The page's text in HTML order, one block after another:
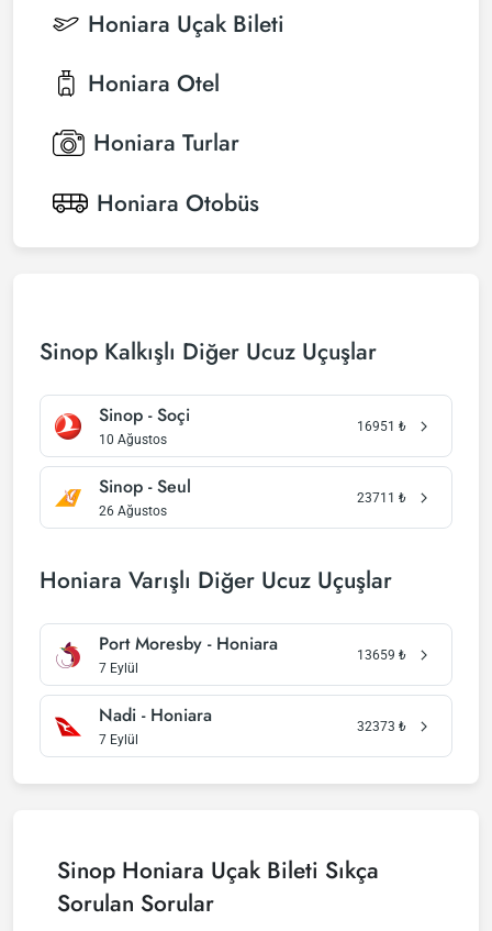
Honiara Uçak Bileti
Honiara Otel
Honiara Turlar
Honiara Otobüs
Sinop Kalkışlı Diğer Ucuz Uçuşlar
Sinop - Soçi
10 Ağustos
16951 ₺
Sinop - Seul
26 Ağustos
23711 ₺
Honiara Varışlı Diğer Ucuz Uçuşlar
Port Moresby - Honiara
7 Eylül
13659 ₺
Nadi - Honiara
7 Eylül
32373 ₺
Sinop Honiara Uçak Bileti Sıkça
Sorulan Sorular